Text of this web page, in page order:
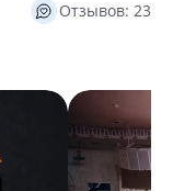
Отзывов: 23